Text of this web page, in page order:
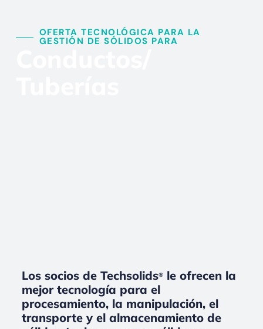
OFERTA TECNOLÓGICA PARA LA
GESTIÓN DE SÓLIDOS PARA​
Los socios de Techsolids®le ofrecen la
mejor tecnología para el
procesamiento, la manipulación, el
transporte y el almacenamiento de